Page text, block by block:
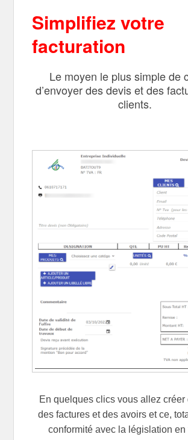
Simplifiez votre
facturation
Le moyen le plus simple de
d’envoyer des devis et des
clients.
En quelques clics vous allez créer
des factures et des avoirs et ce,
conformité avec la législation en